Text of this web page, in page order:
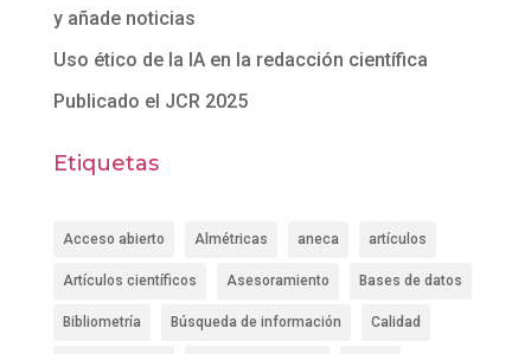
y añade noticias
Uso ético de la IA en la redacción científica
Publicado el JCR 2025
Etiquetas
Acceso abierto Almétricas aneca artículos
Artículos científicos Asesoramiento Bases de datos
Bibliometría Búsqueda de información Calidad